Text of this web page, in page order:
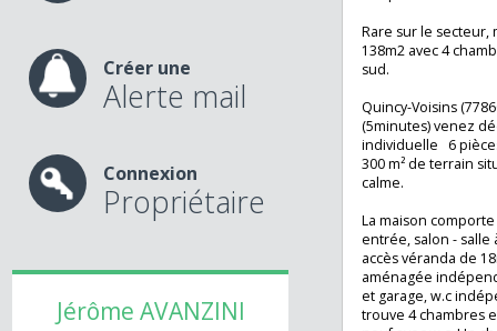
nos services
Alerte mail
Propriétaire
Coup de coeur
Rare sur le
138m2 avec 4
sud.
Quincy-Voisins
individuelle 6
300 m² de
calme.
La maison
entrée, salon -